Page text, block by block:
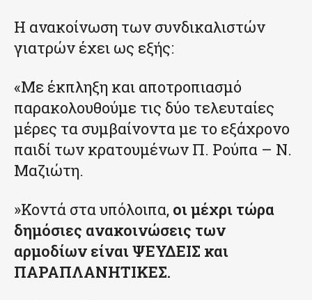
Η ανακοίνωση των συνδικαλιστών
γιατρών έχει ως εξής:
«Με έκπληξη και αποτροπιασμό
παρακολουθούμε τις δύο τελευταίες
μέρες τα συμβαίνοντα με το εξάχρονο
παιδί των κρατουμένων Π. Ρούπα – Ν.
Μαζιώτη.
»Κοντά στα υπόλοιπα, οι μέχρι τώρα
δημόσιες ανακοινώσεις των
αρμοδίων είναι ΨΕΥΔΕΙΣ και
ΠΑΡΑΠΛΑΝΗΤΙΚΕΣ.